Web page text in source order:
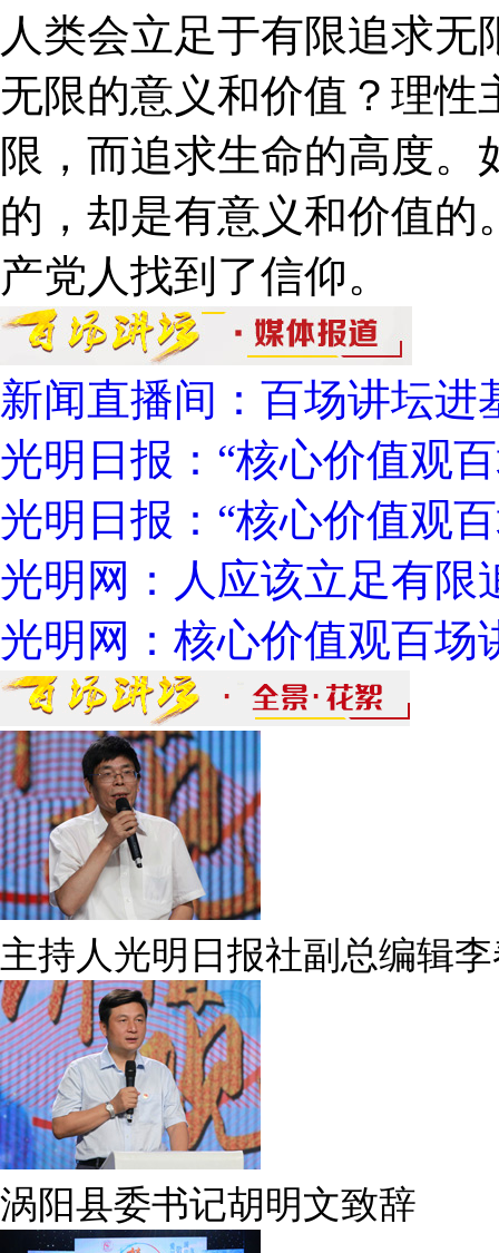
人类会立足于有限追求
无限的意义和价值？理
限，而追求生命的高度
的，却是有意义和价值
产党人找到了信仰。
新闻直播间：百场讲坛进
光明日报：“核心价值观
光明日报：“核心价值观
光明网：人应该立足有限
光明网：核心价值观百场
主持人光明日报社副总编辑
涡阳县委书记胡明文致辞